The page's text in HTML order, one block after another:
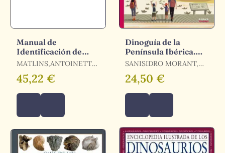
Manual de
Identificación de
Gemas
MATLINS,ANTOINETTE
/ BONANNO, ANTONIO
C.
45,22 €
Dinoguía de la
Península Ibérica.
Una Guía Ilustrada
nuestros Din
SANISIDRO MORANT,
ÓSCAR
24,50 €